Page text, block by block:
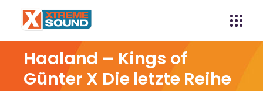
Haaland – Kings of
Günter X Die letzte Reihe